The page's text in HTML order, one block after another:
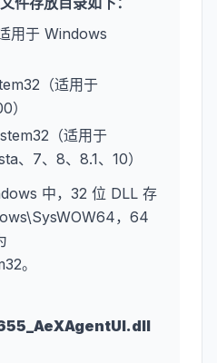
用于 Windows
（适用于
）
（适用于
、7、8、8.1、10）
中，32 位 DLL 存
，64
。